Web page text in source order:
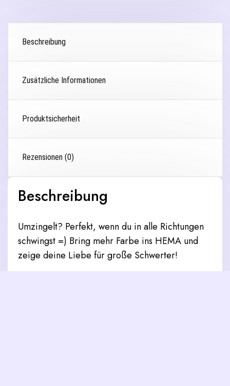
Beschreibung
Zusätzliche Informationen
Produktsicherheit
Rezensionen (0)
Beschreibung
Umzingelt? Perfekt, wenn du in alle Richtungen
schwingst =) Bring mehr Farbe ins HEMA und
zeige deine Liebe für große Schwerter!